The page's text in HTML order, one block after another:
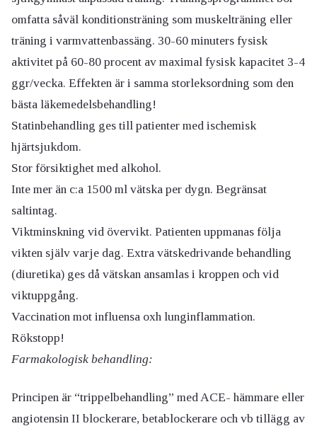
omfatta såväl konditionsträning som muskelträning eller
träning i varmvattenbassäng. 30-60 minuters fysisk
aktivitet på 60-80 procent av maximal fysisk kapacitet 3-4
ggr/vecka. Effekten är i samma storleksordning som den
bästa läkemedelsbehandling!
Statinbehandling ges till patienter med ischemisk
hjärtsjukdom.
Stor försiktighet med alkohol.
Inte mer än c:a 1500 ml vätska per dygn. Begränsat
saltintag.
Viktminskning vid övervikt. Patienten uppmanas följa
vikten själv varje dag. Extra vätskedrivande behandling
(diuretika) ges då vätskan ansamlas i kroppen och vid
viktuppgång.
Vaccination mot influensa oxh lunginflammation.
Rökstopp!
Farmakologisk behandling:
Principen är “trippelbehandling” med ACE- hämmare eller
angiotensin II blockerare, betablockerare och vb tillägg av